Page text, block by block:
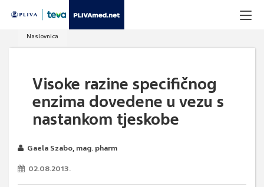
Naslovnica
Visoke razine specifičnog
enzima dovedene u vezu s
nastankom tjeskobe
Gaela Szabo, mag. pharm
02.08.2013.